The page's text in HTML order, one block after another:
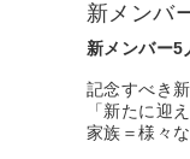
新メンバ
新メンバー5
記念すべき
「新たに迎
家族＝様々